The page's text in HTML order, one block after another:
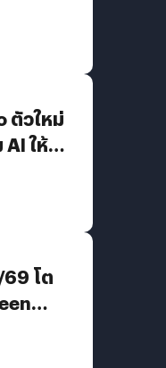
ตัวใหม่
ให้
69 โต